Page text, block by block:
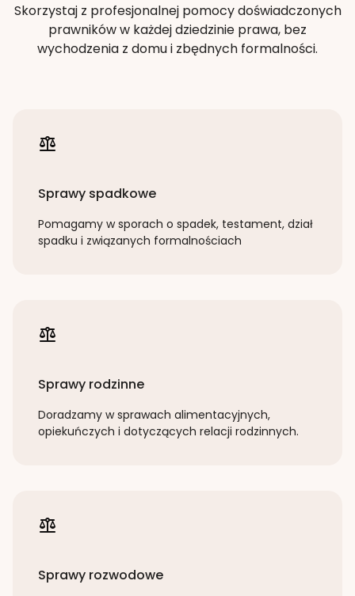
Skorzystaj z profesjonalnej pomocy doświadczonych
prawników w każdej dziedzinie prawa, bez
wychodzenia z domu i zbędnych formalności.
Sprawy spadkowe
Pomagamy w sporach o spadek, testament, dział
spadku i związanych formalnościach
Sprawy rodzinne
Doradzamy w sprawach alimentacyjnych,
opiekuńczych i dotyczących relacji rodzinnych.
Sprawy rozwodowe